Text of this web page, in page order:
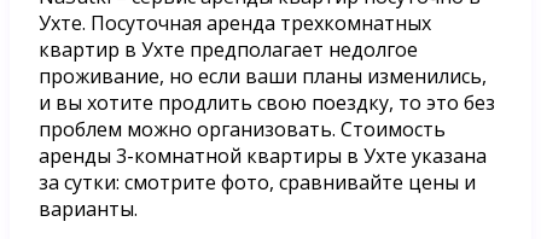
Ухте. Посуточная аренда трехкомнатных
квартир в Ухте предполагает недолгое
проживание, но если ваши планы изменились,
и вы хотите продлить свою поездку, то это без
проблем можно организовать. Стоимость
аренды 3-комнатной квартиры в Ухте указана
за сутки: смотрите фото, сравнивайте цены и
варианты.